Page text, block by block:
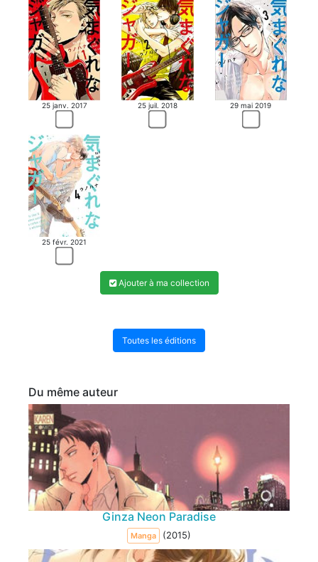
25 janv. 2017 25 juil. 2018 29 mai 2019
25 févr. 2021
Ajouter à ma collection
Toutes les éditions
Du même auteur
Ginza Neon Paradise
Manga (2015)